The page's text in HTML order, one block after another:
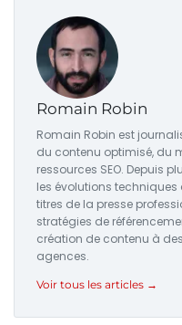
Romain Robin
Romain Robin est
du contenu optimisé, du
ressources SEO. Depuis
les évolutions techniques
titres de la presse
stratégies de
création de contenu à
agences.
Voir tous les articles →